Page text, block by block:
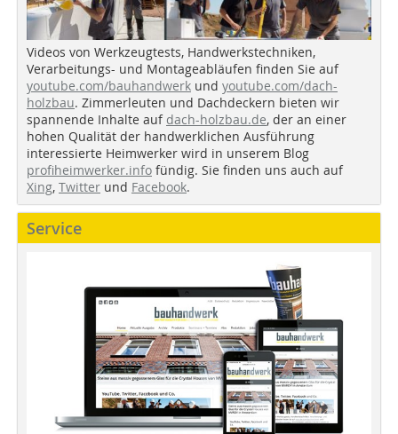
Videos von Werkzeugtests, Handwerkstechniken,
Verarbeitungs- und Montageabläufen finden Sie auf
youtube.com/bauhandwerk und youtube.com/dach-
holzbau. Zimmerleuten und Dachdeckern bieten wir
spannende Inhalte auf dach-holzbau.de, der an einer
hohen Qualität der handwerklichen Ausführung
interessierte Heimwerker wird in unserem Blog
profiheimwerker.info fündig. Sie finden uns auch auf
Xing, Twitter und Facebook.
Service